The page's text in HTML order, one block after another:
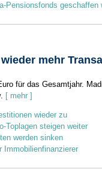
Pensionsfonds geschaffen
mehr
für das Gesamtjahr.
[ mehr ]
wieder zu
Toplagen steigen weiter
werden sinken
Immobilienfinanzierer